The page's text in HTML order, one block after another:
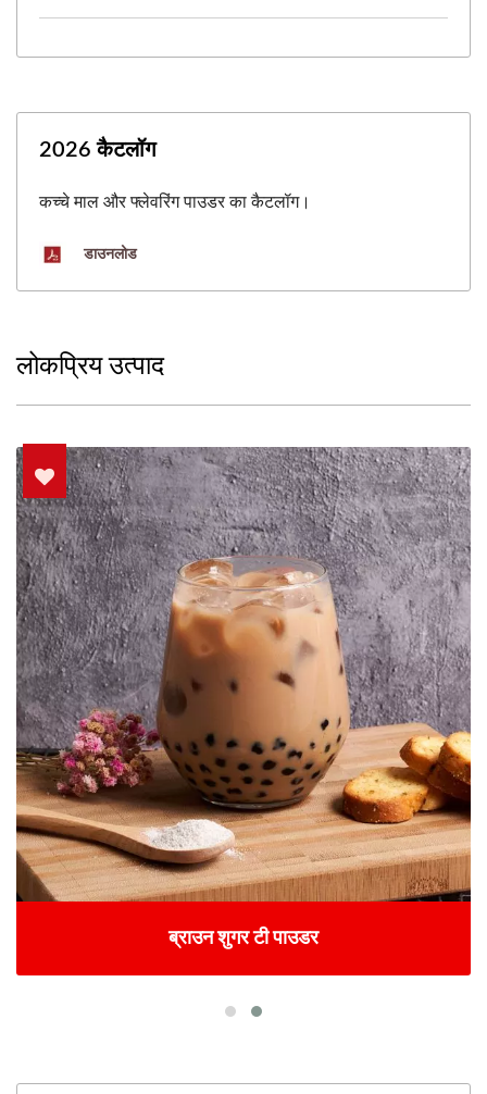
2026 कैटलॉग
कच्चे माल और फ्लेवरिंग पाउडर का कैटलॉग।
डाउनलोड
लोकप्रिय उत्पाद
ब्राउन शुगर टी पाउडर